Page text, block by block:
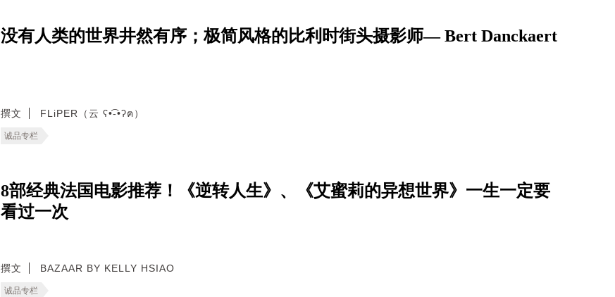
没有人类的世界井然有序；极简风格的比利时街头摄影师— Bert Danckaert
撰文 FLiPER（云 ʕ•͡-•ʔฅ）
诚品专栏
8部经典法国电影推荐！《逆转人生》、《艾蜜莉的异想世界》一生一定要
看过一次
撰文 BAZAAR BY KELLY HSIAO
诚品专栏